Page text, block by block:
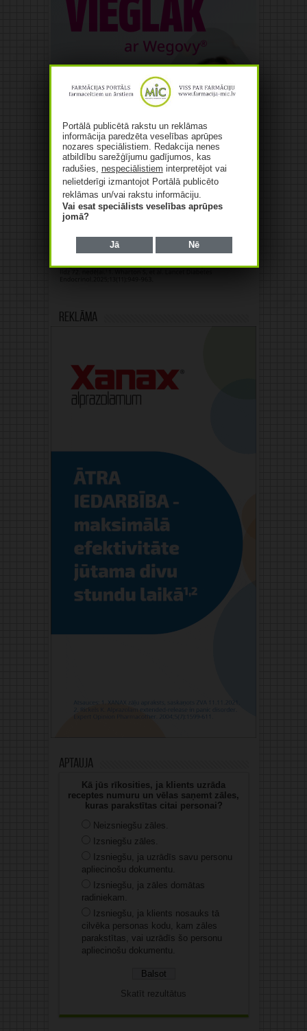
Reklāma
Aptauja
Kā jūs rīkosities, ja klients uzrāda
receptes numuru un vēlas saņemt zāles,
kuras parakstītas citai personai?
Neizsniegšu zāles.
Izsniegšu zāles.
Izsniegšu, ja uzrādīs savu personu
apliecinošu dokumentu.
Izsniegšu, ja zāles domātas
radiniekam.
Izsniegšu, ja klients nosauks tā
cilvēka personas kodu, kam zāles
parakstītas, vai uzrādīs šo personu
apliecinošu dokumentu.
Skatīt rezultātus
Portālā publicētā rakstu un reklāmas
informācija paredzēta veselības aprūpes
nozares speciālistiem. Redakcija nenes
atbildību sarežģījumu gadījumos, kas
radušies, nespeciālistiem interpretējot vai
nelietderīgi izmantojot Portālā publicēto
reklāmas un/vai rakstu informāciju.
Vai esat speciālists veselības aprūpes
jomā?
Jā Nē